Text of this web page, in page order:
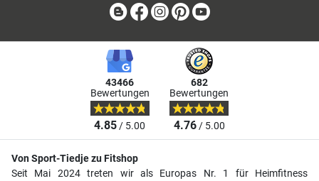
BlogFacebook
Instagram
Pinterest
43466
Bewertungen
4.85/ 5.00
682
Bewertungen
4.76/ 5.00
Von Sport-Tiedje zu Fitshop
Seit Mai 2024 treten wir als Europas Nr. 1 für Heimfitness